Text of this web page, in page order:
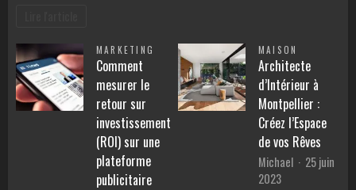
MARKETING
Comment
mesurer le
retour sur
investissement
(ROI) sur une
plateforme
publicitaire
MAISON
Architecte
d’Intérieur à
Montpellier :
Créez l’Espace
de vos Rêves
Michael
25 juin
2023